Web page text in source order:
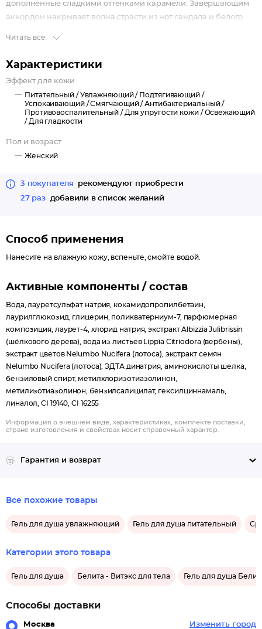
дополненные сладкими оттенками карамели. Завершающим
аккордом накрывает волна страсти из нот сандала и белого
Лотос великолепно питает, увлажняет, оздоравливает и
успокаивает кожу.
Вербена обладает антибактериальным,
противовоспалительным и вяжущим действием.
Экстракт шелкового дерева наполняет кожу антиоксидантами,
укрепляет и подтягивает кожу, повышает ее упругость и
плотность.
Читать все
Характеристики
Эффект для кожи
Питательный /Увлажняющий / Подтягивающий /
Успокаивающий /Смягчающий /Антибактериальный /
Противовоспалительный / Для упругости кожи /Освежающий
/ Для гладкости
Пол и возраст
Женский
3 покупателя
рекомендуют приобрести
27 раз
добавили в список желаний
Способ применения
Нанесите на влажную кожу, вспеньте, смойте водой.
Активные компоненты / состав
Вода, лауретсульфат натрия, кокамидопропилбетаин,
лаурилглюкозид, глицерин, поликватерниум-7, парфюмерная
композиция, лаурет-4, хлорид натрия, экстракт Albizzia Julibrissin
(шёлкового дерева), вода из листьев Lippia Citriodora (вербены),
экстракт цветов Nelumbo Nucifera (лотоса), экстракт семян
Nelumbo Nucifera (лотоса), ЭДТА динатрия, аминокислоты шелка,
бензиловый спирт, метилхлоризотиазолинон,
метилизотиазолинон, бензилсалицилат, гексилциннамаль,
линалол, CI 19140, CI 16255
Информация о внешнем виде, характеристиках, комплекте поставки,
стране изготовления и свойствах носит справочный характер.
Гарантия и возврат
Все похожие товары
Гель для душа увлажняющий Гель для душа питательный
Категории этого товара
Гель для душа Белита - Витэкс для тела Гель для душа
Способы доставки
Москва
Изменить город